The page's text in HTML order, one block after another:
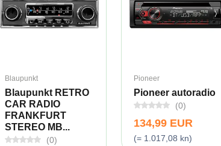
Blaupunkt
Blaupunkt RETRO
CAR RADIO
FRANKFURT
STEREO MB...
(0)
Pioneer
Pioneer autoradio
(0)
134,99 EUR
(= 1.017,08 kn)